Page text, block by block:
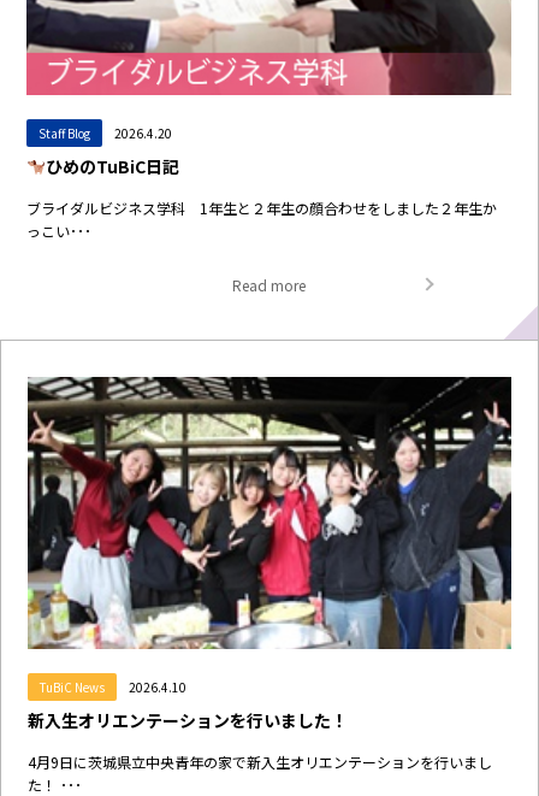
Staff Blog 2026.4.20
ひめのTuBiC日記
ブライダルビジネス学科 1年生と２年生の顔合わせをしました２年生か
っこい･･･
Read more
TuBiC News 2026.4.10
新入生オリエンテーションを行いました！
4月9日に茨城県立中央青年の家で新入生オリエンテーションを行いまし
た！ ･･･